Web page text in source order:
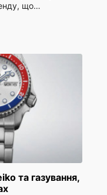
що…
та газування,